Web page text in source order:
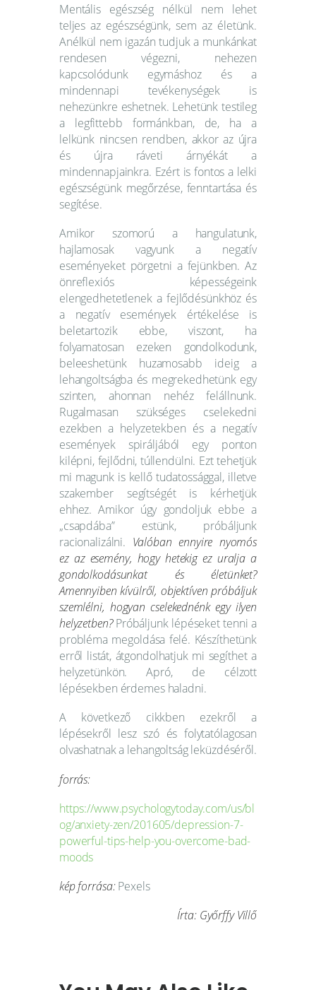
Mentális egészség nélkül nem lehet
teljes az egészségünk, sem az életünk.
Anélkül nem igazán tudjuk a munkánkat
rendesen végezni, nehezen
kapcsolódunk egymáshoz és a
mindennapi tevékenységek is
nehezünkre eshetnek. Lehetünk testileg
a legfittebb formánkban, de, ha a
lelkünk nincsen rendben, akkor az újra
és újra ráveti árnyékát a
mindennapjainkra. Ezért is fontos a lelki
egészségünk megőrzése, fenntartása és
segítése.
Amikor szomorú a hangulatunk,
hajlamosak vagyunk a negatív
eseményeket pörgetni a fejünkben. Az
önreflexiós képességeink
elengedhetetlenek a fejlődésünkhöz és
a negatív események értékelése is
beletartozik ebbe, viszont, ha
folyamatosan ezeken gondolkodunk,
beleeshetünk huzamosabb ideig a
lehangoltságba és megrekedhetünk egy
szinten, ahonnan nehéz felállnunk.
Rugalmasan szükséges cselekedni
ezekben a helyzetekben és a negatív
események spiráljából egy ponton
kilépni, fejlődni, túllendülni. Ezt tehetjük
mi magunk is kellő tudatossággal, illetve
szakember segítségét is kérhetjük
ehhez. Amikor úgy gondoljuk ebbe a
„csapdába” estünk, próbáljunk
racionalizálni. Valóban ennyire nyomós
ez az esemény, hogy hetekig ez uralja a
gondolkodásunkat és életünket?
Amennyiben kívülről, objektíven próbáljuk
szemlélni, hogyan cselekednénk egy ilyen
helyzetben?Próbáljunk lépéseket tenni a
probléma megoldása felé. Készíthetünk
erről listát, átgondolhatjuk mi segíthet a
helyzetünkön. Apró, de célzott
lépésekben érdemes haladni.
A következő cikkben ezekről a
lépésekről lesz szó és folytatólagosan
olvashatnak a lehangoltság leküzdéséről.
forrás:
https://www.psychologytoday.com/us/bl
og/anxiety-zen/201605/depression-7-
powerful-tips-help-you-overcome-bad-
moods
kép forrása:Pexels
Írta: Győrffy Villő